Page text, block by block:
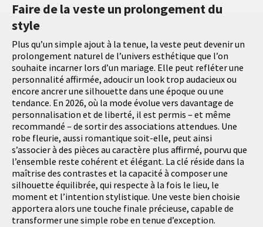
Faire de la veste un prolongement du
style
Plus qu’un simple ajout à la tenue, la veste peut devenir un
prolongement naturel de l’univers esthétique que l’on
souhaite incarner lors d’un mariage. Elle peut refléter une
personnalité affirmée, adoucir un look trop audacieux ou
encore ancrer une silhouette dans une époque ou une
tendance. En 2026, où la mode évolue vers davantage de
personnalisation et de liberté, il est permis – et même
recommandé – de sortir des associations attendues. Une
robe fleurie, aussi romantique soit-elle, peut ainsi
s’associer à des pièces au caractère plus affirmé, pourvu que
l’ensemble reste cohérent et élégant. La clé réside dans la
maîtrise des contrastes et la capacité à composer une
silhouette équilibrée, qui respecte à la fois le lieu, le
moment et l’intention stylistique. Une veste bien choisie
apportera alors une touche finale précieuse, capable de
transformer une simple robe en tenue d’exception.